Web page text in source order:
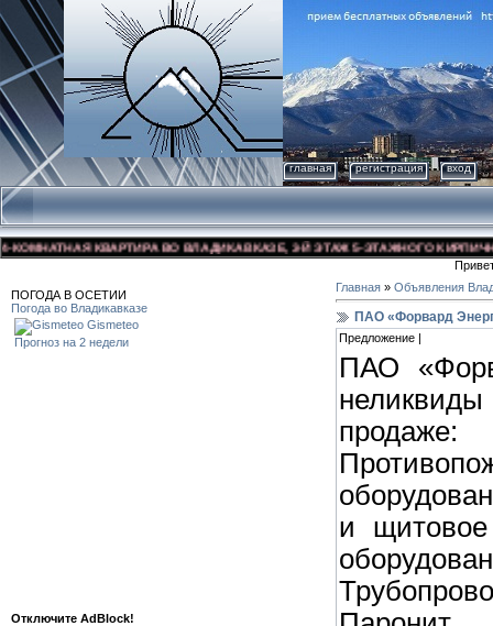
главная регистрация вход
КВАРТИРА ВО ВЛАДИКАВКАЗЕ, 3-Й ЭТАЖ 5-ЭТАЖНОГО
ПОГОДА В ОСЕТИИ
Погода во Владикавказе
Gismeteo
Прогноз на 2 недели
Отключите AdBlock!
Главная » Объявления
ПАО «Форвард
Предложение |
ПАО
и щитовое